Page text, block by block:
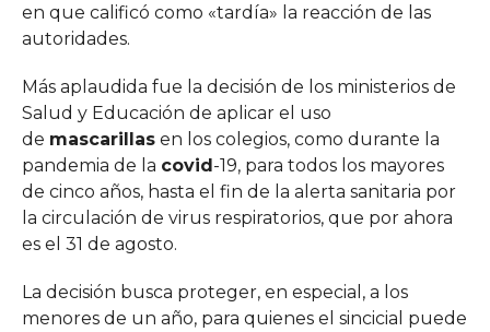
en que calificó como «tardía» la reacción de las
autoridades.
Más aplaudida fue la decisión de los ministerios de
Salud y Educación de aplicar el uso
de mascarillasen los colegios, como durante la
pandemia de la covid-19, para todos los mayores
de cinco años, hasta el fin de la alerta sanitaria por
la circulación de virus respiratorios, que por ahora
es el 31 de agosto.
La decisión busca proteger, en especial, a los
menores de un año, para quienes el sincicial puede